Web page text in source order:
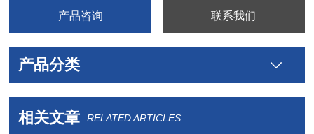
产品咨询 联系我们
产品分类
相关文章 RELATED ARTICLES